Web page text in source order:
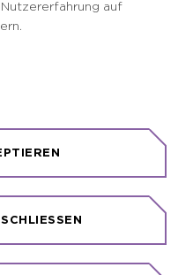
Health Ruhr, ein
Ruhr (RVR) mit Sitz
Auftrags des
Ruhr. Daten
Siehier.
die kreisfreien Städte
auf